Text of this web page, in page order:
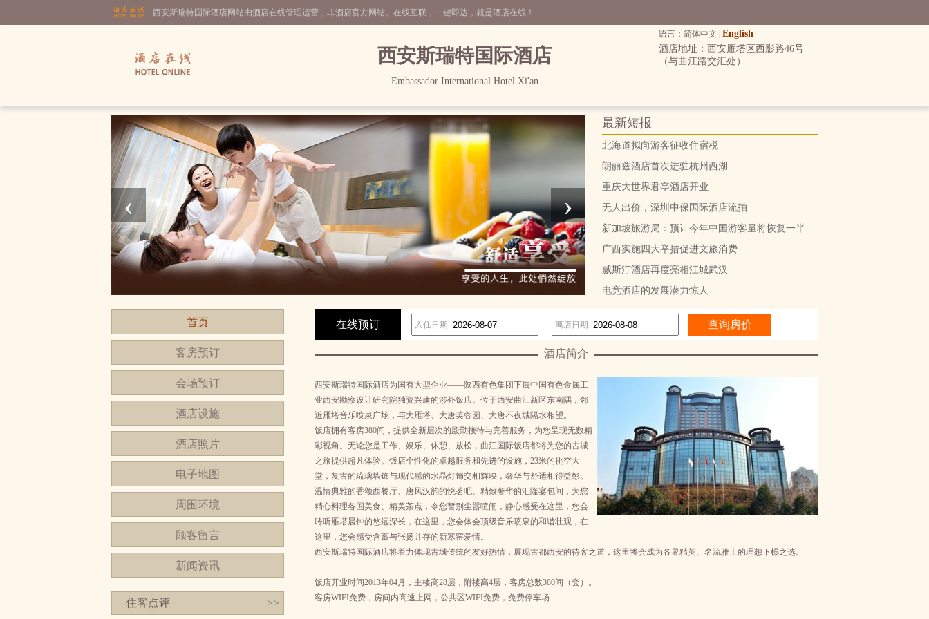
西安斯瑞特国际酒店网站由酒店在线管理运营，非酒店官方网站。在线互联，一键即达，就是酒店在线！
语言：简体中文 | English
西安斯瑞特国际酒店
Embassador International Hotel Xi'an
酒店地址：西安雁塔区西影路46号
（与曲江路交汇处）
‹ ›
最新短报
北海道拟向游客征收住宿税
朗丽兹酒店首次进驻杭州西湖
重庆大世界君亭酒店开业
无人出价，深圳中保国际酒店流拍
新加坡旅游局：预计今年中国游客量将恢复一半
广西实施四大举措促进文旅消费
威斯汀酒店再度亮相江城武汉
电竞酒店的发展潜力惊人
首页
客房预订
会场预订
酒店设施
酒店照片
电子地图
周围环境
顾客留言
新闻资讯
住客点评 >>
在线预订 入住日期 离店日期
酒店简介
西安斯瑞特国际酒店为国有大型企业——陕西有色集团下属中国有色金属工
业西安勘察设计研究院独资兴建的涉外饭店。位于西安曲江新区东南隅，邻
近雁塔音乐喷泉广场，与大雁塔、大唐芙蓉园、大唐不夜城隔水相望。
饭店拥有客房380间，提供全新层次的殷勤接待与完善服务，为您呈现无数精
彩视角。无论您是工作、娱乐、休憩、放松，曲江国际饭店都将为您的古城
之旅提供超凡体验。饭店个性化的卓越服务和先进的设施，23米的挑空大
堂，复古的琉璃墙饰与现代感的水晶灯饰交相辉映，奢华与舒适相得益彰。
温情典雅的香颂西餐厅、唐风汉韵的悦茗吧、精致奢华的汇隆宴包间，为您
精心料理各国美食、精美茶点，令您暂别尘嚣喧闹，静心感受在这里，您会
聆听雁塔晨钟的悠远深长，在这里，您会体会顶级音乐喷泉的和谐壮观，在
这里，您会感受含蓄与张扬并存的新寒窑爱情。
西安斯瑞特国际酒店将着力体现古城传统的友好热情，展现古都西安的待客之道，这里将会成为各界精英、名流雅士的理想下榻之选。
饭店开业时间2013年04月，主楼高28层，附楼高4层，客房总数380间（套）。
客房WIFI免费，房间内高速上网，公共区WIFI免费，免费停车场